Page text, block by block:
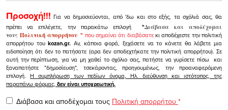
Προσοχή!!! Για να δημοσιεύονται, από 'δω και στο εξής, τα σχόλιά σας, θα
πρέπει να επιλέγετε, την παρακάτω επιλογή
"Διάβασα και αποδέχομαι
τουςΠολιτική απορρήτου" που σημαίνει ότι διαβάσατεκι αποδέχεστε την πολιτική
απορρήτου τουkozan.gr. Αν, κάποια φορά, ξεχάσετε να το κάνετε θα λάβετε μια
ειδοποίηση ότι δεν το πατήσατε (αρα δεν αποδεχτήκατε την πολιτική απορρήτου). Σε
αυτή την περίπτωση, για να μη χαθεί το σχόλιο σας, πατήστε να γυρίσετε πίσω και
ξαναπατήστε "δημοσίευση", τσεκάροντας, προηγουμένως, την προαναφερόμενη
επιλογή.Η συμπλήρωση των πεδίων όνομα, Ηλ. διεύθυνση και ιστότοπος, της
παραπάνω φόρμας, δεν είναι υποχρεωτική.
Διάβασα και αποδέχομαι τους Πολιτική απορρήτου *